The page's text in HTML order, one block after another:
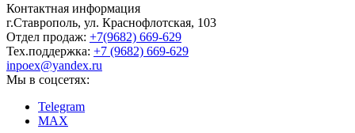
Контактная информация
г.Ставрополь, ул. Краснофлотская, 103
Отдел продаж: +7(9682) 669-629
Тех.поддержка: +7 (9682) 669-629
inpoex@yandex.ru
Мы в соцсетях:
Telegram
MAX